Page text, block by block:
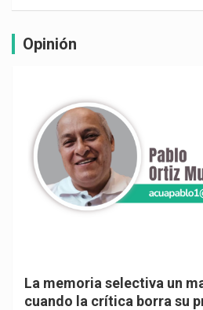
Opinión
La memoria selectiva un
cuando la crítica borra su